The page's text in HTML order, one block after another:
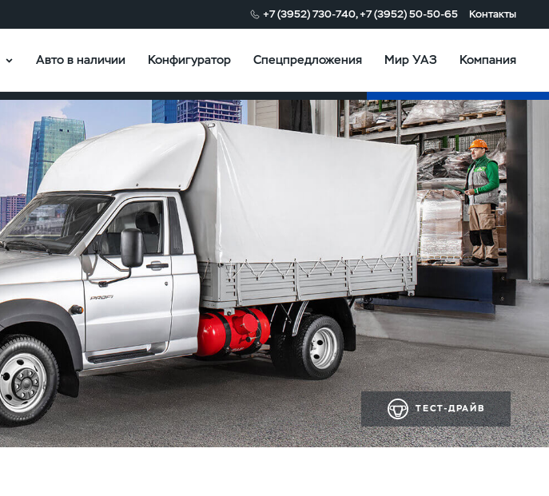
+7 (3952) 730-740, +7 (3952) 50-50-65 Контакты
Авто в наличии Конфигуратор Спецпредложения Мир УАЗ Компания
ТЕСТ-ДРАЙВ